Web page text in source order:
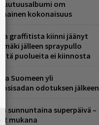
uutuusalbumi om
kokonaisuus
graffitista kiinni jäänyt
jälleen spraypullo
puolueita ei kiinnosta
Suomeen yli
odotuksen jälkeen
sunnuntaina superpäivä –
mukana